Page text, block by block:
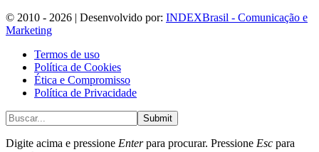
© 2010 - 2026 | Desenvolvido por: INDEXBrasil - Comunicação e
Marketing
Termos de uso
Política de Cookies
Ética e Compromisso
Política de Privacidade
Submit
Digite acima e pressione Enterpara procurar. Pressione Esc para